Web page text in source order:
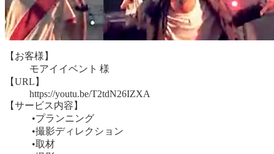
【お客様】
モアイイベント 様
【URL】
https://youtu.be/T2tdN26IZXA
【サービス内容】
•プランニング
•撮影ディレクション
•取材